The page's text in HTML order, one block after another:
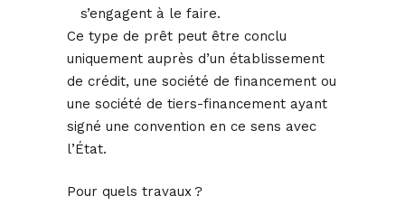
s’engagent à le faire.
Ce type de prêt peut être conclu
uniquement auprès d’un établissement
de crédit, une société de financement ou
une société de tiers-financement ayant
signé une convention en ce sens avec
l’État.
Pour quels travaux ?